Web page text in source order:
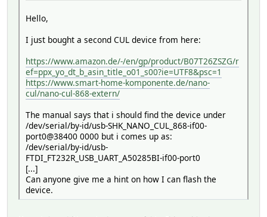
Hello,
I just bought a second CUL device from here:
https://www.amazon.de/-/en/gp/product/B07T26ZSZG/r
ef=ppx_yo_dt_b_asin_title_o01_s00?ie=UTF8&psc=1
https://www.smart-home-komponente.de/nano-
cul/nano-cul-868-extern/
The manual says that i should find the device under
/dev/serial/by-id/usb-SHK_NANO_CUL_868-if00-
port0@38400 0000 but i comes up as:
/dev/serial/by-id/usb-
FTDI_FT232R_USB_UART_A50285BI-if00-port0
[...]
Can anyone give me a hint on how I can flash the
device.